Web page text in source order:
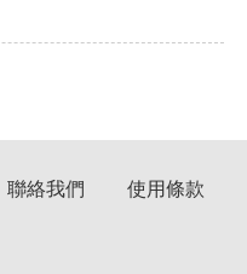
聯絡我們 使用條款